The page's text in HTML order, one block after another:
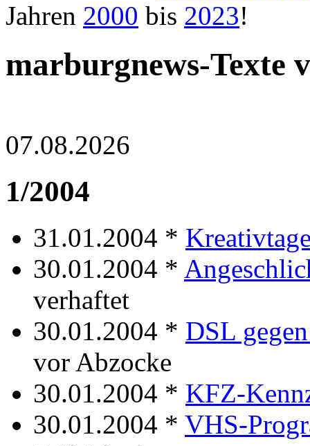
Jahren 2000 bis 2023!
marburgnews-Texte
07.08.2026
1/2004
31.01.2004 *
30.01.2004 *
verhaftet
30.01.2004 * DSL
vor Abzocke
30.01.2004 * KFZ-
30.01.2004 * VHS-